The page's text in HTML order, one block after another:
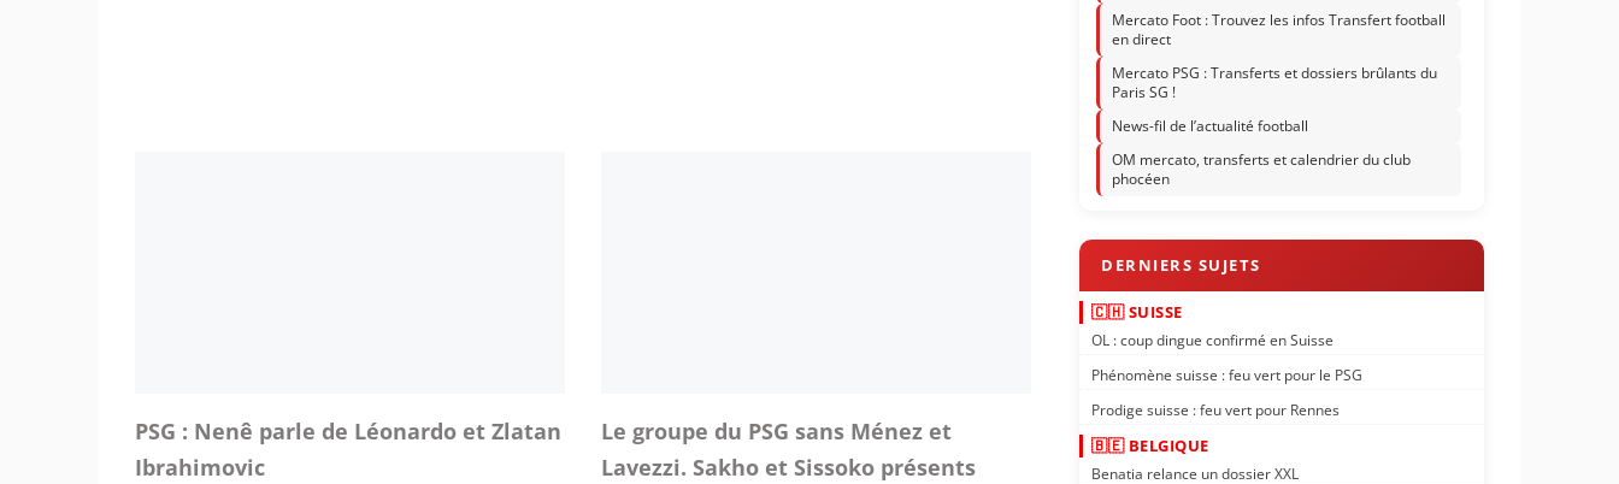
PSG : Nenê parle de Léonardo et Zlatan
Ibrahimovic
Le groupe du PSG sans Ménez et
Lavezzi. Sakho et Sissoko présents
Mercato Foot : Trouvez les infos Transfert football
en direct
Mercato PSG : Transferts et dossiers brûlants du
Paris SG !
News-fil de l’actualité football
OM mercato, transferts et calendrier du club
phocéen
🇨🇭 SUISSE
OL : coup dingue confirmé en Suisse
Phénomène suisse : feu vert pour le PSG
Prodige suisse : feu vert pour Rennes
🇧🇪 BELGIQUE
Benatia relance un dossier XXL